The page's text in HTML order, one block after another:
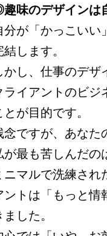
味のデザインは
分が「かっこいい
結します。
かし、仕事のデザ
ライアントのビジ
とが目的です。
念ですが、あなた
が最も苦しんだの
ニマルで洗練さ
ントは「もっと情
ました。